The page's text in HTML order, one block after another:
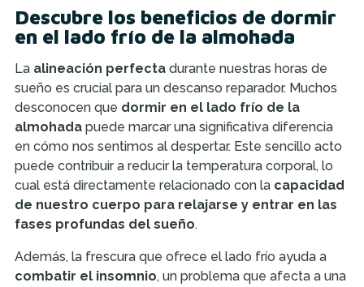
Descubre los beneficios de dormir
en el lado frío de la almohada
La alineación perfecta durante nuestras horas de
sueño es crucial para un descanso reparador. Muchos
desconocen que dormir en el lado frío de la
almohada puede marcar una significativa diferencia
en cómo nos sentimos al despertar. Este sencillo acto
puede contribuir a reducir la temperatura corporal, lo
cual está directamente relacionado con la capacidad
de nuestro cuerpo para relajarse y entrar en las
fases profundas del sueño.
Además, la frescura que ofrece el lado frío ayuda a
combatir el insomnio, un problema que afecta a una